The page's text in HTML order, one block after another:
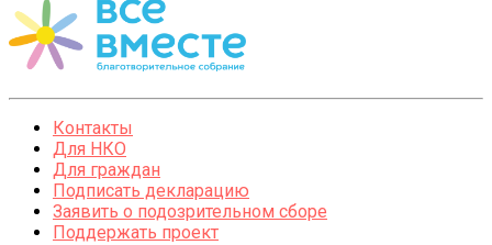
Контакты
Для НКО
Для граждан
Подписать декларацию
Заявить о подозрительном сборе
Поддержать проект